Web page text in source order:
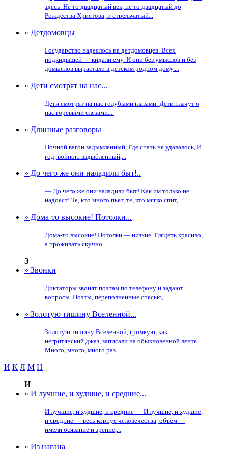
здесь. Не то двадцатый век, не то двадцатый до
Рождества Христова, и стрельчатый...
» Детдомовцы
Государство надеялось на детдомовцев. Всех
подкидышей — кидали ему. И они без умыслов и без
домыслов вырастали в детском родном дому....
» Дети смотрят на нас...
Дети смотрят на нас голубыми глазами. Дети плачут о
нас горевыми слезами....
» Длинные разговоры
Ночной вагон задымленный, Где спать не удавалось, И
год, войною вздыбленный,...
» До чего же они наладили быт!..
— До чего же они наладили быт! Как им только не
надоест! Те, кто много пьет, те, кто мягко спит,...
» Дома-то высокие! Потолки...
Дома-то высокие! Потолки — низкие. Глядеть красиво,
а проживать скучно...
З
» Звонки
Диктаторы звонят поэтам по телефону и задают
вопросы. Поэты, переполненные спесью,...
» Золотую тишину Вселенной...
Золотую тишину Вселенной, громкую, как
негритянский джаз, записали на обыкновенной ленте.
Много, много, много раз....
И К Л М Н
И
» И лучшие, и худшие, и средние...
И лучшие, и худшие, и средние — И лучшие, и худшие,
и средние — весь корпус человечества, объем —
имели осязание и зрение,...
» Из нагана